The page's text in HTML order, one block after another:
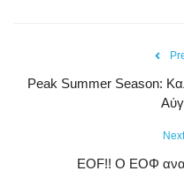
Peak Summer Season:
EOF!! Ο ΕΟΦ